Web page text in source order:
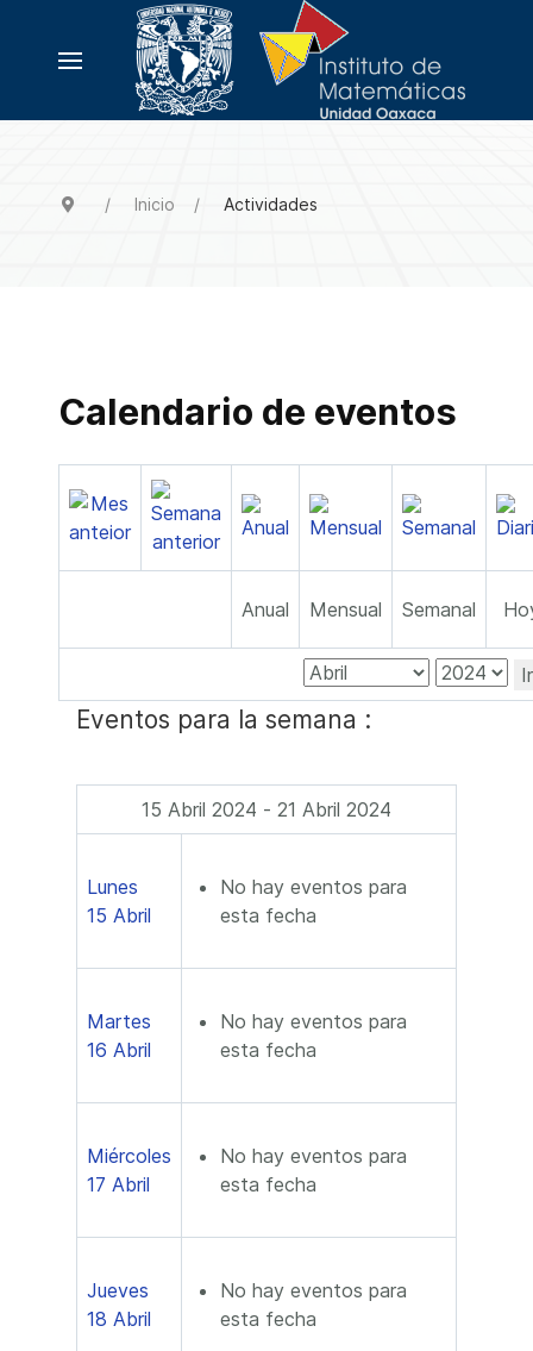
Inicio Actividades
Calendario de eventos
Anual Mensual Semanal
Eventos para la semana :
15 Abril 2024 - 21 Abril 2024
Lunes
15 Abril
No hay eventos para
esta fecha
Martes
16 Abril
No hay eventos para
esta fecha
Miércoles
17 Abril
No hay eventos para
esta fecha
Jueves
18 Abril
No hay eventos para
esta fecha